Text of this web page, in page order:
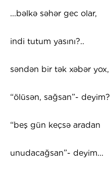
...bəlkə səhər gec olar,
indi tutum yasını?..
səndən bir tək xəbər yox,
“ölüsən, sağsan”- deyim?
“beş gün keçsə aradan
unudacağsan”- deyim...